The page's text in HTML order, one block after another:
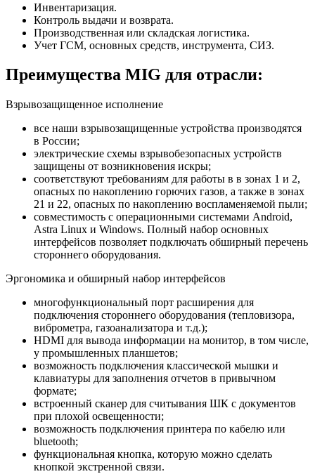
Инвентаризация.
Контроль выдачи и возврата.
Производственная или складская логистика.
Учет ГСМ, основных средств, инструмента, СИЗ.
Преимущества MIG для отрасли:
Взрывозащищенное исполнение
все наши взрывозащищенные устройства производятся
в России;
электрические схемы взрывобезопасных устройств
защищены от возникновения искры;
cоответствуют требованиям для работы в в зонах 1 и 2,
опасных по накоплению горючих газов, а также в зонах
21 и 22, опасных по накоплению воспламеняемой пыли;
совместимость с операционными системами Android,
Astra Linux и Windows. Полный набор основных
интерфейсов позволяет подключать обширный перечень
стороннего оборудования.
Эргономика и обширный набор интерфейсов
многофункциональный порт расширения для
подключения стороннего оборудования (тепловизора,
виброметра, газоанализатора и т.д.);
HDMI для вывода информации на монитор, в том числе,
у промышленных планшетов;
возможность подключения классической мышки и
клавиатуры для заполнения отчетов в привычном
формате;
встроенный сканер для считывания ШК с документов
при плохой освещенности;
возможность подключения принтера по кабелю или
bluetooth;
функциональная кнопка, которую можно сделать
кнопкой экстренной связи.